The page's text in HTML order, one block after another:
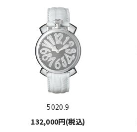
5020.9
132,000円(税込)